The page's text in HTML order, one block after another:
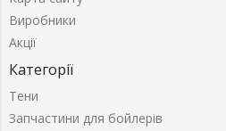
Виробники
Акції
Категорії
Тени
Запчастини для бойлерів